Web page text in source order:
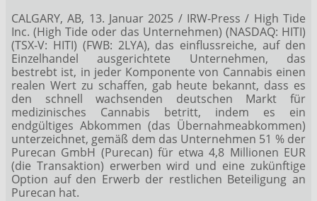
CALGARY, AB, 13. Januar 2025 / IRW-Press / High Tide
Inc. (High Tide oder das Unternehmen) (NASDAQ: HITI)
(TSX-V: HITI) (FWB: 2LYA), das einflussreiche, auf den
Einzelhandel ausgerichtete Unternehmen, das
bestrebt ist, in jeder Komponente von Cannabis einen
realen Wert zu schaffen, gab heute bekannt, dass es
den schnell wachsenden deutschen Markt für
medizinisches Cannabis betritt, indem es ein
endgültiges Abkommen (das Übernahmeabkommen)
unterzeichnet, gemäß dem das Unternehmen 51 % der
Purecan GmbH (Purecan) für etwa 4,8 Millionen EUR
(die Transaktion) erwerben wird und eine zukünftige
Option auf den Erwerb der restlichen Beteiligung an
Purecan hat.